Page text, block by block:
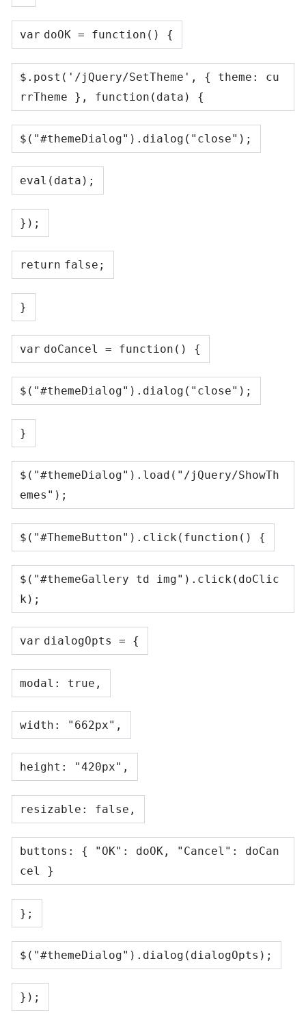
var doOK = function () {
$.post( '/jQuery/SetTheme' , { theme: cu
rrTheme }, function (data) {
$( "#themeDialog" ).dialog( "close" );
eval(data);
});
return false ;
}
var doCancel = function () {
$( "#themeDialog" ).dialog( "close" );
}
$( "#themeDialog" ).load( "/jQuery/ShowTh
emes" );
$( "#ThemeButton" ).click( function () {
$( "#themeGallery td img" ).click(doClic
k);
var dialogOpts = {
modal: true ,
width: "662px" ,
height: "420px" ,
resizable: false ,
buttons: { "OK" : doOK, "Cancel" : doCan
cel }
};
$( "#themeDialog" ).dialog(dialogOpts);
});